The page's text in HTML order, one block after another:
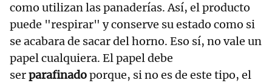
como utilizan las panaderías. Así, el producto
puede "respirar" y conserve su estado como si
se acabara de sacar del horno. Eso sí, no vale un
papel cualquiera. El papel debe
serparafinadoporque, si no es de este tipo, el